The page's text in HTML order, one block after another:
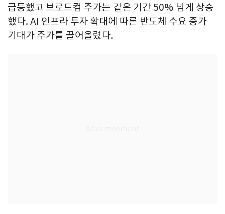
급등했고 브로드컴 주가는 같은 기간 50% 넘게 상승
했다. AI 인프라 투자 확대에 따른 반도체 수요 증가
기대가 주가를 끌어올렸다.